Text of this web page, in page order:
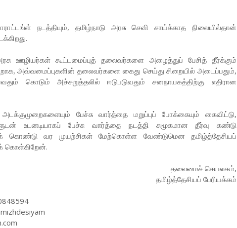
நடத்தியும், தமிழ்நாடு அரசு செவி சாய்க்காத நிலையில்தான்
ஊழியர்கள் கூட்டமைப்புத் தலைவர்களை அழைத்துப் பேசித் தீர்க்கும்
அவ்வமைப்புகளின் தலைவர்களை கைது செய்து சிறையில் அடைப்பதும்,
கொடும் அச்சுறுத்தலில் ஈடுபடுவதும் சனநாயகத்திற்கு எதிரான
பேச்சு வார்த்தை மறுப்புப் போக்கையும் கைவிட்டு,
உடனடியாகப் பேச்சு வார்த்தை நடத்தி சுமூகமான தீர்வு கண்டு
கொண்டு வர முயற்சிகள் மேற்கொள்ள வேண்டுமென தமிழ்த்தேசியப்
கொள்கிறேன்.
தலைமைச் செயலகம்,
தமிழ்த்தேசியப் பேரியக்கம்